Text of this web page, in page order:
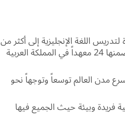
اللغة الإنجليزية إلى أكثر من
450 معهد تدريب في 28 بلداً، من ضمنها 24 معهداً في المملكة العربية
مدن العالم توسعاً وتوجهاً نحو
وبيئة حيث الجميع فيها